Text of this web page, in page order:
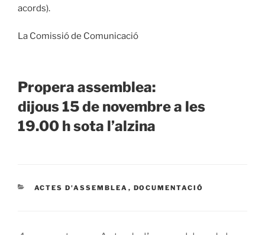
acords).
La Comissió de Comunicació
Propera assemblea:
dijous 15 de novembre a les
19.00 h sota l’alzina
CATEGORIES
ACTES D'ASSEMBLEA , DOCUMENTACIÓ